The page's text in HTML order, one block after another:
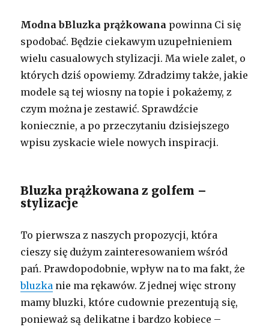
Modna bBluzka prążkowana powinna Ci się
spodobać. Będzie ciekawym uzupełnieniem
wielu casualowych stylizacji. Ma wiele zalet, o
których dziś opowiemy. Zdradzimy także, jakie
modele są tej wiosny na topie i pokażemy, z
czym można je zestawić. Sprawdźcie
koniecznie, a po przeczytaniu dzisiejszego
wpisu zyskacie wiele nowych inspiracji.
Bluzka prążkowana z golfem –
stylizacje
To pierwsza z naszych propozycji, która
cieszy się dużym zainteresowaniem wśród
pań. Prawdopodobnie, wpływ na to ma fakt, że
bluzka nie ma rękawów. Z jednej więc strony
mamy bluzki, które cudownie prezentują się,
ponieważ są delikatne i bardzo kobiece –